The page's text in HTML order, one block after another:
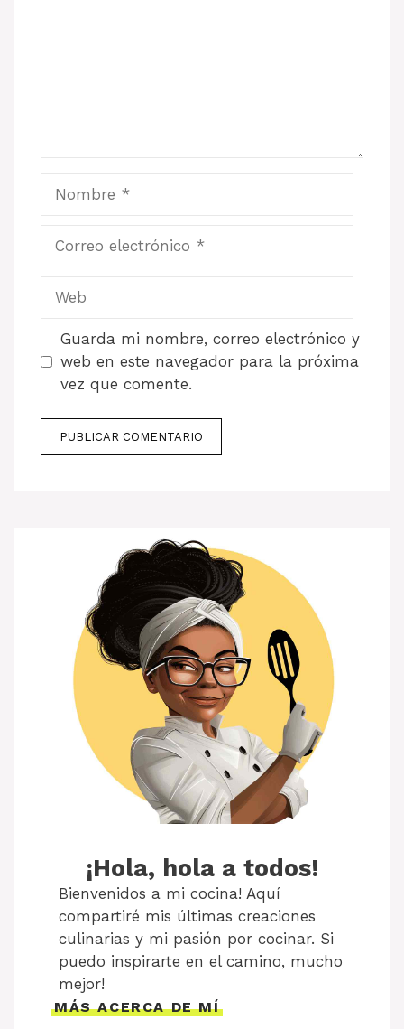
electrónico
Guarda mi nombre, correo electrónico y
web en este navegador para la próxima
vez que comente.
¡Hola, hola a todos!
Bienvenidos a mi cocina! Aquí
compartiré mis últimas creaciones
culinarias y mi pasión por cocinar. Si
puedo inspirarte en el camino, mucho
mejor!
MÁS ACERCA DE MÍ